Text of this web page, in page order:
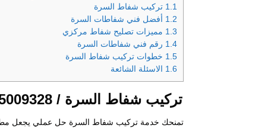
1.1 تركيب شفاط السرة
1.2 أفضل فني شفاطات السرة
1.3 مميزات تصليح شفاط مركزي
1.4 رقم فني شفاطات السرة
1.5 خطوات تركيب شفاط السرة
1.6 الاسئلة الشائعة
تركيب شفاط السرة / 55009328 / تصليح شفاط مركزي / فني شفاطات السرة
تمنحك خدمة تركيب شفاط السرة حل عملي يجعل